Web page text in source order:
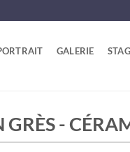
GALERIE
GRÈS -